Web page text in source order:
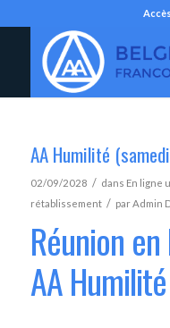
AA Humilité
02/09/2028 / dans En ligne
rétablissement / parAdmin
Réunion
AA Humilité